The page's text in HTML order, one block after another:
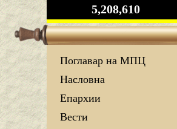
5,208,610
Поглавар на МПЦ
Насловна
Епархии
Вести